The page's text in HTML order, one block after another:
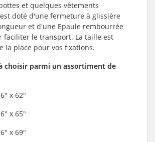
et quelques vêtements
doté d'une fermeture à glissière
et d'une Epaule rembourrée
faciliter le transport. La taille est
la place pour vos fixations.
choisir parmi un assortiment de
x 62"
x 65"
x 69"